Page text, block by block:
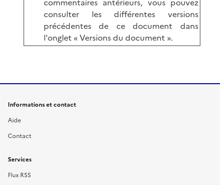
commentaires antérieurs, vous pouvez
consulter les différentes versions
précédentes de ce document dans
l'onglet « Versions du document ».
Informations et contact
Aide
Contact
Services
Flux RSS